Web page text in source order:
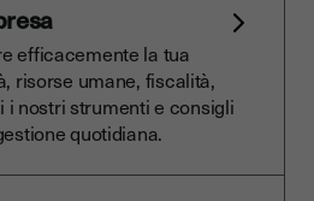
efficacemente la tua
risorse umane, fiscalità,
i nostri strumenti e consigli
quotidiana.